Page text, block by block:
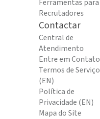
Ferramentas para
Recrutadores
Contactar
Central de
Atendimento
Entre em Contato
Termos de Serviço
(EN)
Política de
Privacidade (EN)
Mapa do Site